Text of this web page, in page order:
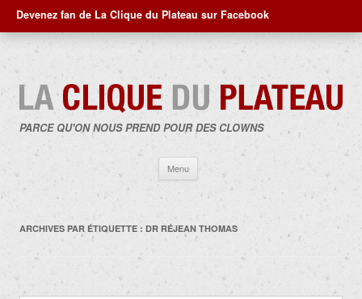
Devenez fan de La Clique du Plateau sur Facebook
PARCE QU'ON NOUS PREND POUR DES CLOWNS
Menu
contenu
ARCHIVES PAR ÉTIQUETTE : DR RÉJEAN THOMAS